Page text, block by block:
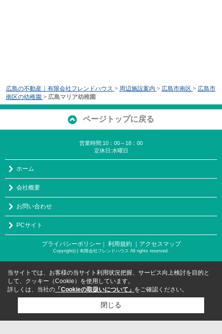
広島の不動産｜有限会社フレンドハウス > 周辺施設案内 > 広島市南区 > 広島市
南区の幼稚園 > 広島マリア幼稚園
ページトップに戻る
営業時間:10：00～18：00
定休日:水曜日
ホーム
会社概要
お問い合わせ
PCサイト
プライバシーポリシー ｜ 利用規約 ｜アクセスマップ
Copyright(c) 有限会社フレンドハウス All rights reserved.
当サイトでは、お客様の当サイト利用状況把握、サービス向上検討を目的と
して、クッキー（Cookie）を使用しています。
詳しくは、当社の 「Cookieの取扱いについて」 をご確認ください。
閉じる